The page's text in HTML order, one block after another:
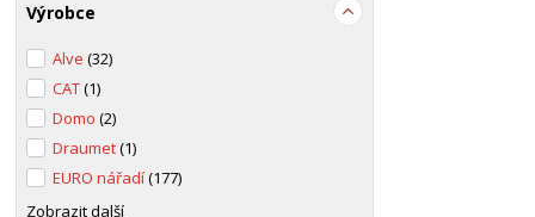
Výrobce
Alve(32)
CAT(1)
Domo(2)
Draumet(1)
EURO nářadí(177)
Zobrazit další